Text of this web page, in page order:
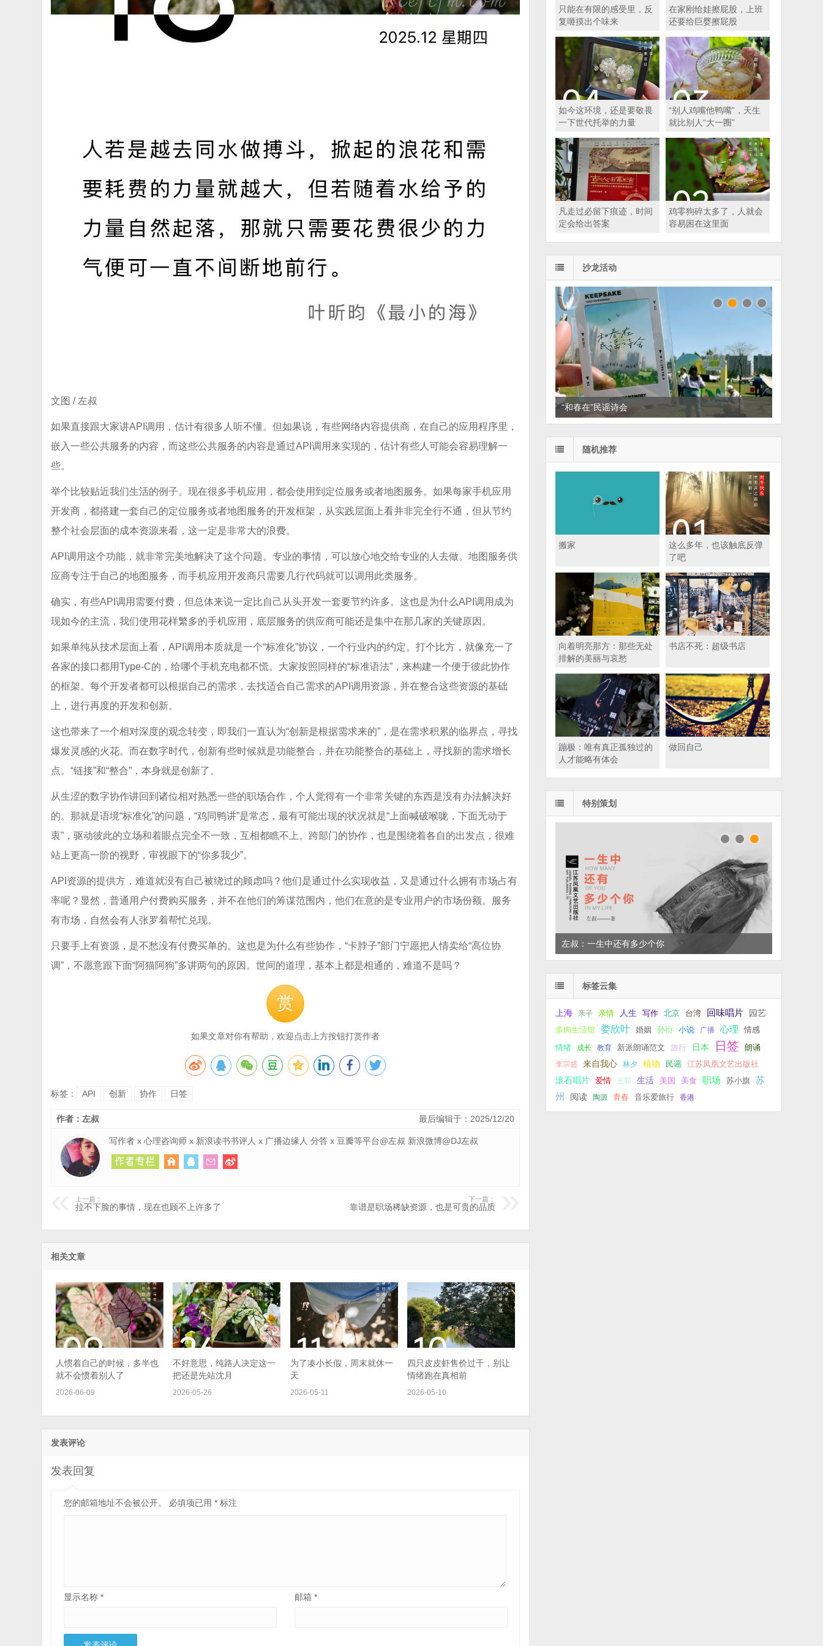
文图 / 左叔
如果直接跟大家讲API调用，估计有很多人听不懂。但如果说，有些网络内容提供商，在自己的应用程序里，
嵌入一些公共服务的内容，而这些公共服务的内容是通过API调用来实现的，估计有些人可能会容易理解一
些。
举个比较贴近我们生活的例子。现在很多手机应用，都会使用到定位服务或者地图服务。如果每家手机应用
开发商，都搭建一套自己的定位服务或者地图服务的开发框架，从实践层面上看并非完全行不通，但从节约
整个社会层面的成本资源来看，这一定是非常大的浪费。
API调用这个功能，就非常完美地解决了这个问题。专业的事情，可以放心地交给专业的人去做。地图服务供
应商专注于自己的地图服务，而手机应用开发商只需要几行代码就可以调用此类服务。
确实，有些API调用需要付费，但总体来说一定比自己从头开发一套要节约许多。这也是为什么API调用成为
现如今的主流，我们使用花样繁多的手机应用，底层服务的供应商可能还是集中在那几家的关键原因。
如果单纯从技术层面上看，API调用本质就是一个“标准化”协议，一个行业内的约定。打个比方，就像充一了
各家的接口都用Type-C的，给哪个手机充电都不慌。大家按照同样的“标准语法”，来构建一个便于彼此协作
的框架。每个开发者都可以根据自己的需求，去找适合自己需求的API调用资源，并在整合这些资源的基础
上，进行再度的开发和创新。
这也带来了一个相对深度的观念转变，即我们一直认为“创新是根据需求来的”，是在需求积累的临界点，寻找
爆发灵感的火花。而在数字时代，创新有些时候就是功能整合，并在功能整合的基础上，寻找新的需求增长
点。“链接”和“整合”，本身就是创新了。
从生涩的数字协作讲回到诸位相对熟悉一些的职场合作，个人觉得有一个非常关键的东西是没有办法解决好
的。那就是语境“标准化”的问题，“鸡同鸭讲”是常态，最有可能出现的状况就是“上面喊破喉咙，下面无动于
衷”，驱动彼此的立场和着眼点完全不一致，互相都瞧不上。跨部门的协作，也是围绕着各自的出发点，很难
站上更高一阶的视野，审视眼下的“你多我少”。
API资源的提供方，难道就没有自己被绕过的顾虑吗？他们是通过什么实现收益，又是通过什么拥有市场占有
率呢？显然，普通用户付费购买服务，并不在他们的筹谋范围内，他们在意的是专业用户的市场份额。服务
有市场，自然会有人张罗着帮忙兑现。
只要手上有资源，是不愁没有付费买单的。这也是为什么有些协作，“卡脖子”部门宁愿把人情卖给“高位协
调”，不愿意跟下面“阿猫阿狗”多讲两句的原因。世间的道理，基本上都是相通的，难道不是吗？
赏
如果文章对你有帮助，欢迎点击上方按钮打赏作者
标签： API 创新 协作 日签
最后编辑于：2025/12/20
作者：左叔
写作者 x 心理咨询师 x 新浪读书书评人 x 广播边缘人 分答 x 豆瓣等平台@左叔 新浪微博@DJ左叔
上一篇：
拉不下脸的事情，现在也顾不上许多了
下一篇：
靠谱是职场稀缺资源，也是可贵的品质
相关文章
人惯着自己的时候，多半也
就不会惯着别人了
2026-06-09
不好意思，纯路人决定这一
把还是先站沈月
2026-05-26
为了凑小长假，周末就休一
天
2026-05-11
四只皮皮虾售价过千，别让
情绪跑在真相前
2026-05-10
发表评论
发表回复
您的邮箱地址不会被公开。 必填项已用* 标注
显示名称* 邮箱 *
只能在有限的感受里，反
复咂摸出个味来
在家刚给娃擦屁股，上班
还要给巨婴擦屁股
如今这环境，还是要敬畏
一下世代托举的力量
“别人鸡嘴他鸭嘴”，天生
就比别人“大一圈”
凡走过必留下痕迹，时间
定会给出答案
鸡零狗碎太多了，人就会
容易困在这里面
沙龙活动
读家书单：悦读，散散班味
随机推荐
搬家
这么多年，也该触底反弹
了吧
向着明亮那方：那些无处
排解的美丽与哀愁
书店不死：超级书店
蹦极：唯有真正孤独过的
人才能略有体会
做回自己
特别策划
左叔：一生中还有多少个你
标签云集
上海 亲子 亲情 人生 写作 北京 台湾 回味唱片 园艺
多肉生活馆 娄欣叶 婚姻 孙衍 小说 广播 心理 情感
情绪 成长 教育 新派朗诵范文 旅行 日本 日签 朗诵
李宗盛 来自我心 林夕 植物 民谣
江苏凤凰文艺出版社
滚石唱片
爱情 王菲 生活 美国 美食 职场 苏小旗
苏
州
阅读 陶源 青春 音乐爱旅行 香港